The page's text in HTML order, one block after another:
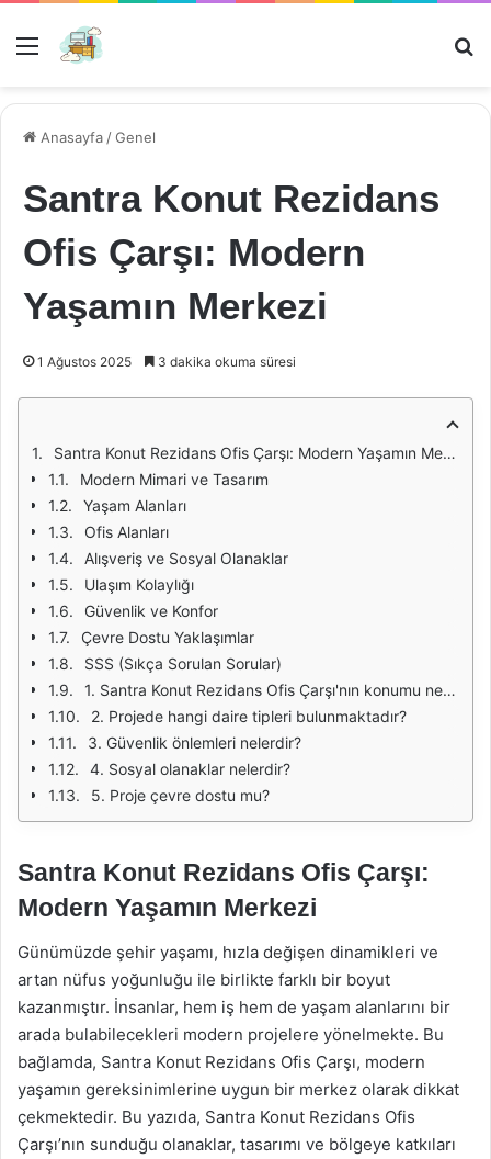
Menü
Anasayfa /Genel
Santra Konut Rezidans
Ofis Çarşı: Modern
Yaşamın Merkezi
1 Ağustos 2025 3 dakika okuma süresi
Santra Konut Rezidans Ofis Çarşı: Modern Yaşamın Merkezi
Modern Mimari ve Tasarım
Yaşam Alanları
Ofis Alanları
Alışveriş ve Sosyal Olanaklar
Ulaşım Kolaylığı
Güvenlik ve Konfor
Çevre Dostu Yaklaşımlar
SSS (Sıkça Sorulan Sorular)
1. Santra Konut Rezidans Ofis Çarşı'nın konumu nerede?
2. Projede hangi daire tipleri bulunmaktadır?
3. Güvenlik önlemleri nelerdir?
4. Sosyal olanaklar nelerdir?
5. Proje çevre dostu mu?
Santra Konut Rezidans Ofis Çarşı:
Modern Yaşamın Merkezi
Günümüzde şehir yaşamı, hızla değişen dinamikleri ve
artan nüfus yoğunluğu ile birlikte farklı bir boyut
kazanmıştır. İnsanlar, hem iş hem de yaşam alanlarını bir
arada bulabilecekleri modern projelere yönelmekte. Bu
bağlamda, Santra Konut Rezidans Ofis Çarşı, modern
yaşamın gereksinimlerine uygun bir merkez olarak dikkat
çekmektedir. Bu yazıda, Santra Konut Rezidans Ofis
Çarşı’nın sunduğu olanaklar, tasarımı ve bölgeye katkıları